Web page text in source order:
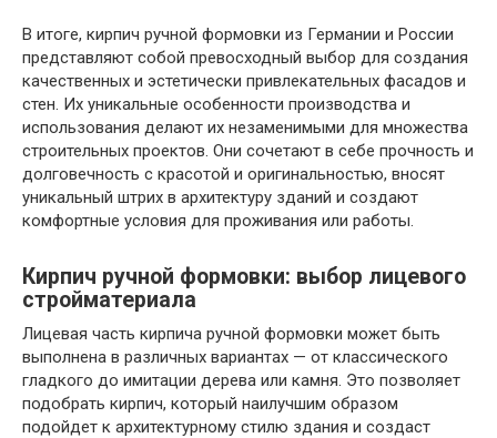
В итоге, кирпич ручной формовки из Германии и России
представляют собой превосходный выбор для создания
качественных и эстетически привлекательных фасадов и
стен. Их уникальные особенности производства и
использования делают их незаменимыми для множества
строительных проектов. Они сочетают в себе прочность и
долговечность с красотой и оригинальностью, вносят
уникальный штрих в архитектуру зданий и создают
комфортные условия для проживания или работы.
Кирпич ручной формовки: выбор лицевого
стройматериала
Лицевая часть кирпича ручной формовки может быть
выполнена в различных вариантах — от классического
гладкого до имитации дерева или камня. Это позволяет
подобрать кирпич, который наилучшим образом
подойдет к архитектурному стилю здания и создаст